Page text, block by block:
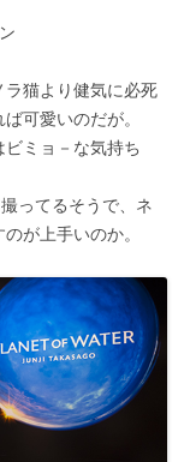
猫より健気に必死
可愛いのだが。
ミョ－な気持ち
ってるそうで、ネ
が上手いのか。